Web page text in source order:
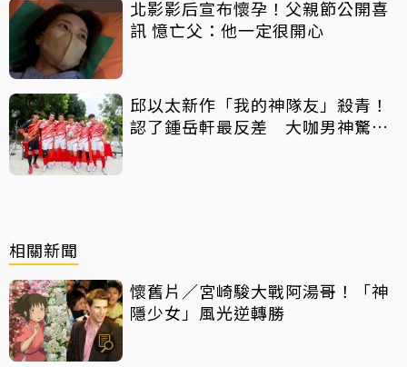
北影影后宣布懷孕！父親節公開喜
訊 憶亡父：他一定很開心
邱以太新作「我的神隊友」殺青！
認了鍾岳軒最反差 大咖男神驚喜
相關新聞
懷舊片／宮崎駿大戰阿湯哥！「神
隱少女」風光逆轉勝